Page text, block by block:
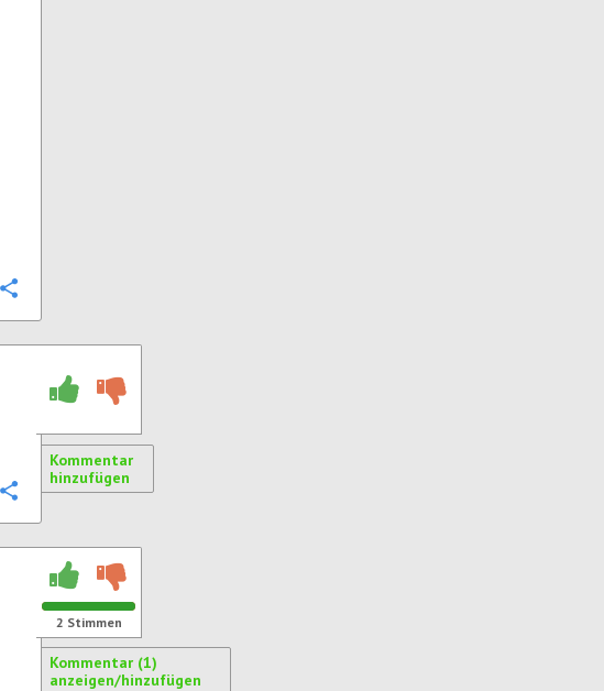
Konfigurieren
Kommentar
hinzufügen
2 Stimmen
Kommentar (1)
anzeigen/hinzufügen